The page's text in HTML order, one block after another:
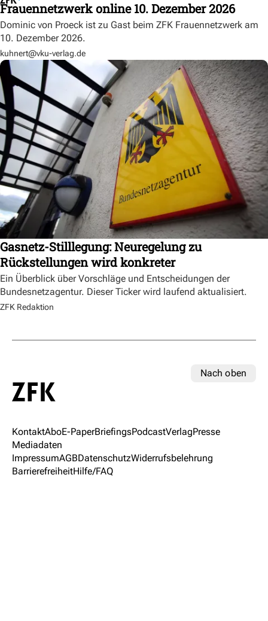
Frauennetzwerk online 10. Dezember 2026
Dominic von Proeck ist zu Gast beim ZFK Frauennetzwerk am
10. Dezember 2026.
kuhnert@vku-verlag.de
Gasnetz-Stilllegung: Neuregelung zu
Rückstellungen wird konkreter
Ein Überblick über Vorschläge und Entscheidungen der
Bundesnetzagentur. Dieser Ticker wird laufend aktualisiert.
ZFK Redaktion
Nach oben
KontaktAboE-PaperBriefingsPodcastVerlagPresse
Mediadaten
ImpressumAGBDatenschutzWiderrufsbelehrung
BarrierefreiheitHilfe/FAQ